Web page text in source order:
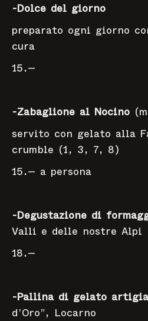
-Dolce del giorno
preparato ogni giorno
15.—
-Zabaglione al Nocino
servito con gelato alla
crumble (1, 3, 7,
15.— a persona
-Degustazione di
Valli e delle nostre
18.—
-Pallina di gelato
d’Oro”,